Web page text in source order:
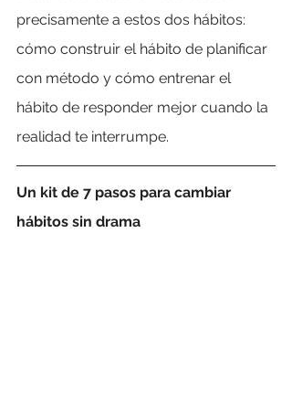
precisamente a estos dos hábitos:
cómo construir el hábito de planificar
con método y cómo entrenar el
hábito de responder mejor cuando la
realidad te interrumpe.
Un kit de 7 pasos para cambiar
hábitos sin drama